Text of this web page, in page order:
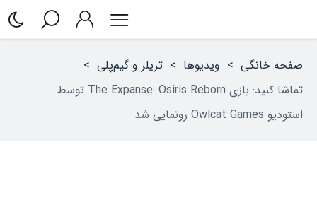
صفحه خانگی > ویدیوها > تریلر و گیم‌پلی >
تماشا کنید: بازی The Expanse: Osiris Reborn توسط
استودیو Owlcat Games رونمایی شد